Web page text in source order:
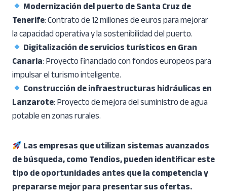
Modernización del puerto de Santa Cruz de
Tenerife: Contrato de 12 millones de euros para mejorar
la capacidad operativa y la sostenibilidad del puerto.
Digitalización de servicios turísticos en Gran
Canaria: Proyecto financiado con fondos europeos para
impulsar el turismo inteligente.
Construcción de infraestructuras hidráulicas en
Lanzarote: Proyecto de mejora del suministro de agua
potable en zonas rurales.
Las empresas que utilizan sistemas avanzados
de búsqueda, como Tendios, pueden identificar este
tipo de oportunidades antes que la competencia y
prepararse mejor para presentar sus ofertas.